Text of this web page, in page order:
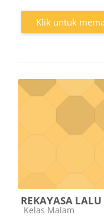
Klik untuk
REKAYASA
Kategori kursus
Kelas Malam